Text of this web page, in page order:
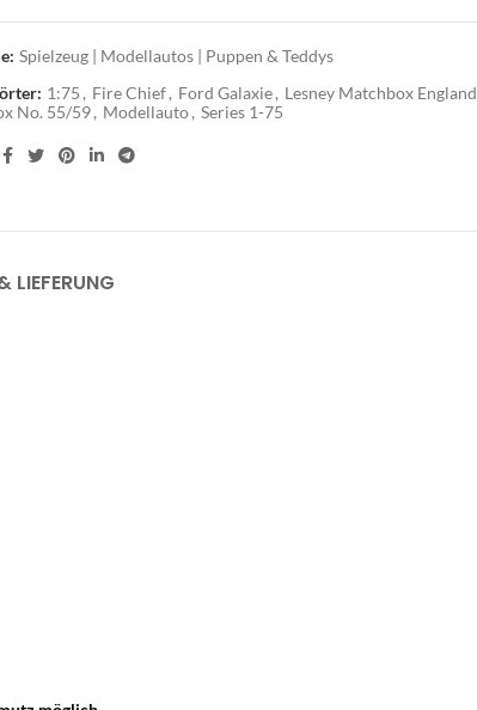
Spielzeug | Modellautos | Puppen & Teddys
1:75 , Fire Chief, Ford Galaxie, Lesney Matchbox England
No. 55/59, Modellauto, Series 1-75
LIEFERUNG